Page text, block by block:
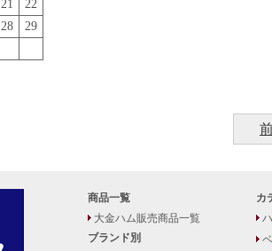
21
22
28
29
商品一覧
大金ハム販売商品一覧
ブランド別
カ